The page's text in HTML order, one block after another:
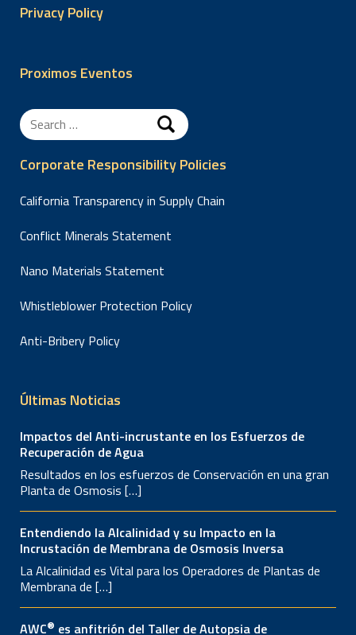
Privacy Policy
Proximos Eventos
Search
for:
Corporate Responsibility Policies
California Transparency in Supply Chain
Conflict Minerals Statement
Nano Materials Statement
Whistleblower Protection Policy
Anti-Bribery Policy
Últimas Noticias
Impactos del Anti-incrustante en los Esfuerzos de
Recuperación de Agua
Resultados en los esfuerzos de Conservación en una gran
Planta de Osmosis […]
Entendiendo la Alcalinidad y su Impacto en la
Incrustación de Membrana de Osmosis Inversa
La Alcalinidad es Vital para los Operadores de Plantas de
Membrana de […]
AWC® es anfitrión del Taller de Autopsia de